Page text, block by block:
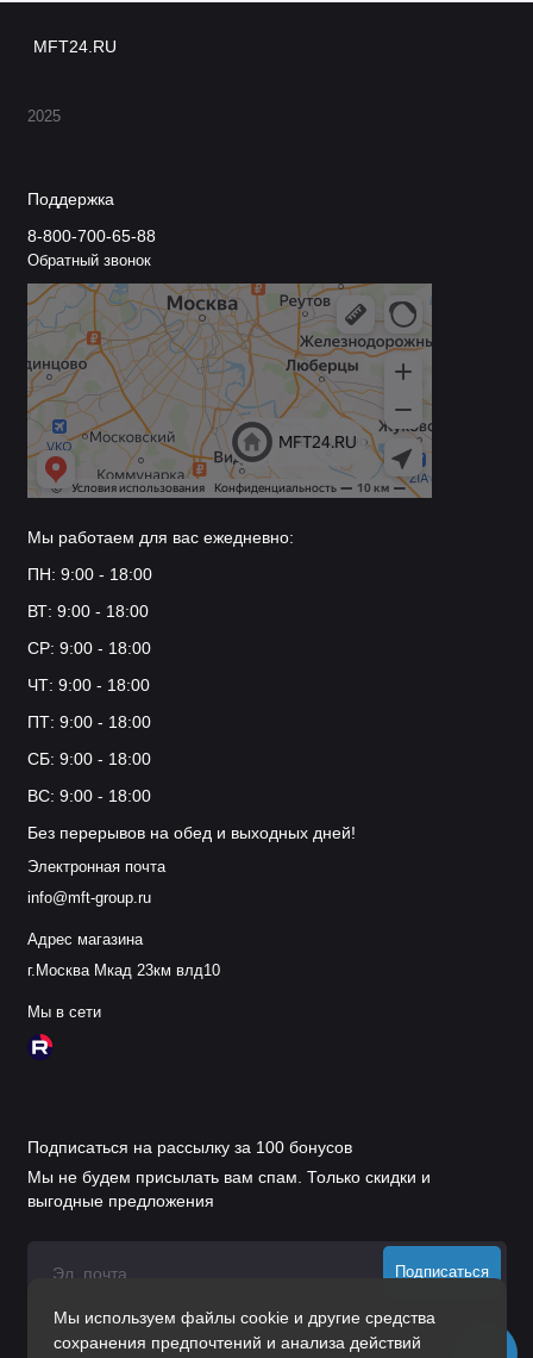
Мы используем файлы cookie и другие средства
сохранения предпочтений и анализа действий
MFT24.RU
2025
Поддержка
8-800-700-65-88
Обратный звонок
Мы работаем для вас ежедневно:
ПН: 9:00 - 18:00
ВТ: 9:00 - 18:00
СР: 9:00 - 18:00
ЧТ: 9:00 - 18:00
ПТ: 9:00 - 18:00
СБ: 9:00 - 18:00
ВС: 9:00 - 18:00
Без перерывов на обед и выходных дней!
Электронная почта
info@mft-group.ru
Адрес магазина
г.Москва Мкад 23км влд10
Мы в сети
Подписаться на рассылку за 100 бонусов
Мы не будем присылать вам спам. Только скидки и
выгодные предложения
Подписаться
Нажимая на кнопку «Подписаться», Вы даетесогласие на
обработку персональных данных.